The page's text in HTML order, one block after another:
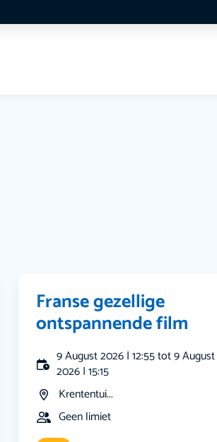
Franse gezellige
ontspannende film
9 August 2026 | 12:55 tot 9 August
2026 | 15:15
Krententui...
Geen limiet